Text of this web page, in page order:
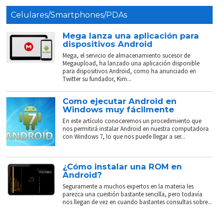
Celulares/Smartphones/PDAs
Mega lanza una aplicación para
dispositivos Android
Mega, el servicio de almacenamiento sucesor de
Megaupload, ha lanzado una aplicación disponible
para dispositivos Android, como ha anunciado en
Twitter su fundador, Kim...
Como ejecutar Android en
Windows muy fácilmente
En este artículo conoceremos un procedimiento que
nos permitirá instalar Android en nuestra computadora
con Windows 7, lo que nos puede llegar a ser...
¿Cómo instalar una ROM en
Android?
Seguramente a muchos expertos en la materia les
parezca una cuestión bastante sencilla, pero todavía
nos llegan de vez en cuando bastantes consultas sobre...